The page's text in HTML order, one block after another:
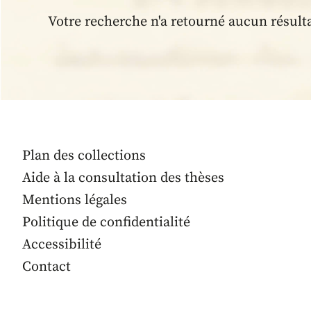
Votre recherche n'a retourné aucun
Plan des collections
Aide à la consultation des thèses
Mentions légales
Politique de confidentialité
Accessibilité
Contact